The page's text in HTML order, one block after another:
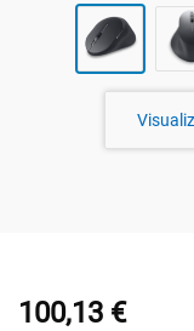
100,13 €